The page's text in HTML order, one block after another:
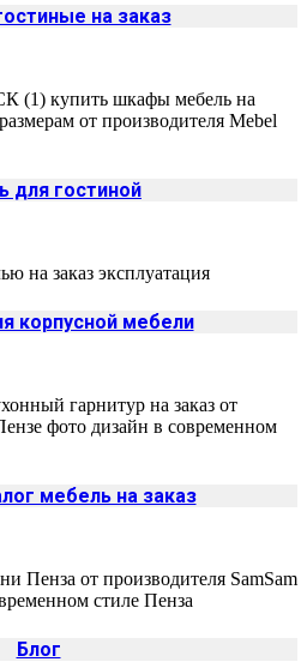
на заказ
для гостиной
корпусной мебели
мебель на заказ
Блог